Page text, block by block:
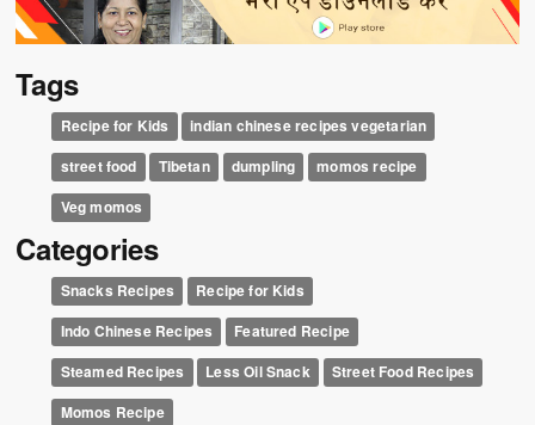
Tags
Recipe for Kids
indian chinese recipes vegetarian
street food
Tibetan dumpling
momos recipe
Veg momos
Categories
Snacks Recipes
Recipe for Kids
Indo Chinese Recipes
Featured Recipe
Steamed Recipes
Less Oil Snack
Street Food Recipes
Momos Recipe